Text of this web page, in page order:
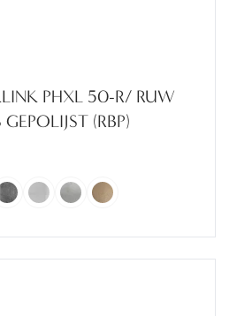
PHXL 50-R/ RUW
GEPOLIJST (RBP)